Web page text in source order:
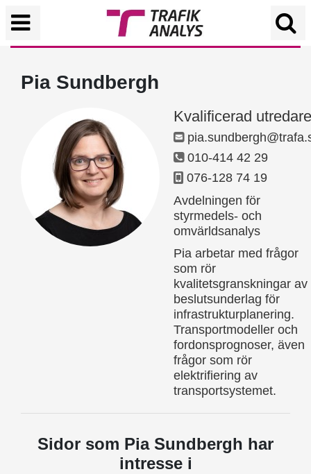
Pia Sundbergh
Kvalificerad utredare
010-414 42 29
076-128 74 19
Avdelningen för
styrmedels- och
omvärldsanalys
Pia arbetar med frågor
som rör
kvalitetsgranskningar av
beslutsunderlag för
infrastrukturplanering.
Transportmodeller och
fordonsprognoser, även
frågor som rör
elektrifiering av
transportsystemet.
Sidor som Pia Sundbergh har
intresse i